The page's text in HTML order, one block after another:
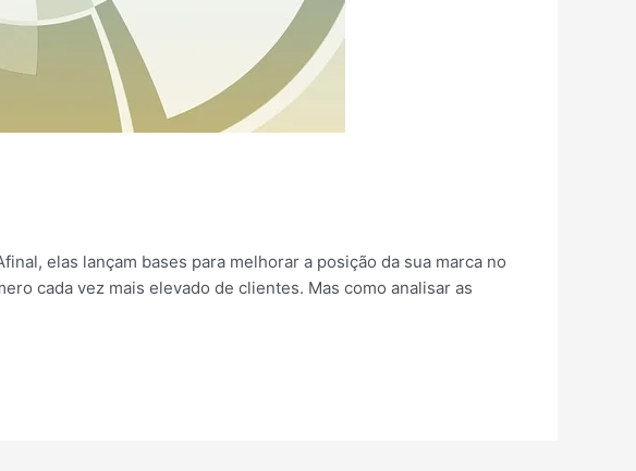
elas lançam bases para melhorar a posição da sua marca no
cada vez mais elevado de clientes. Mas como analisar as